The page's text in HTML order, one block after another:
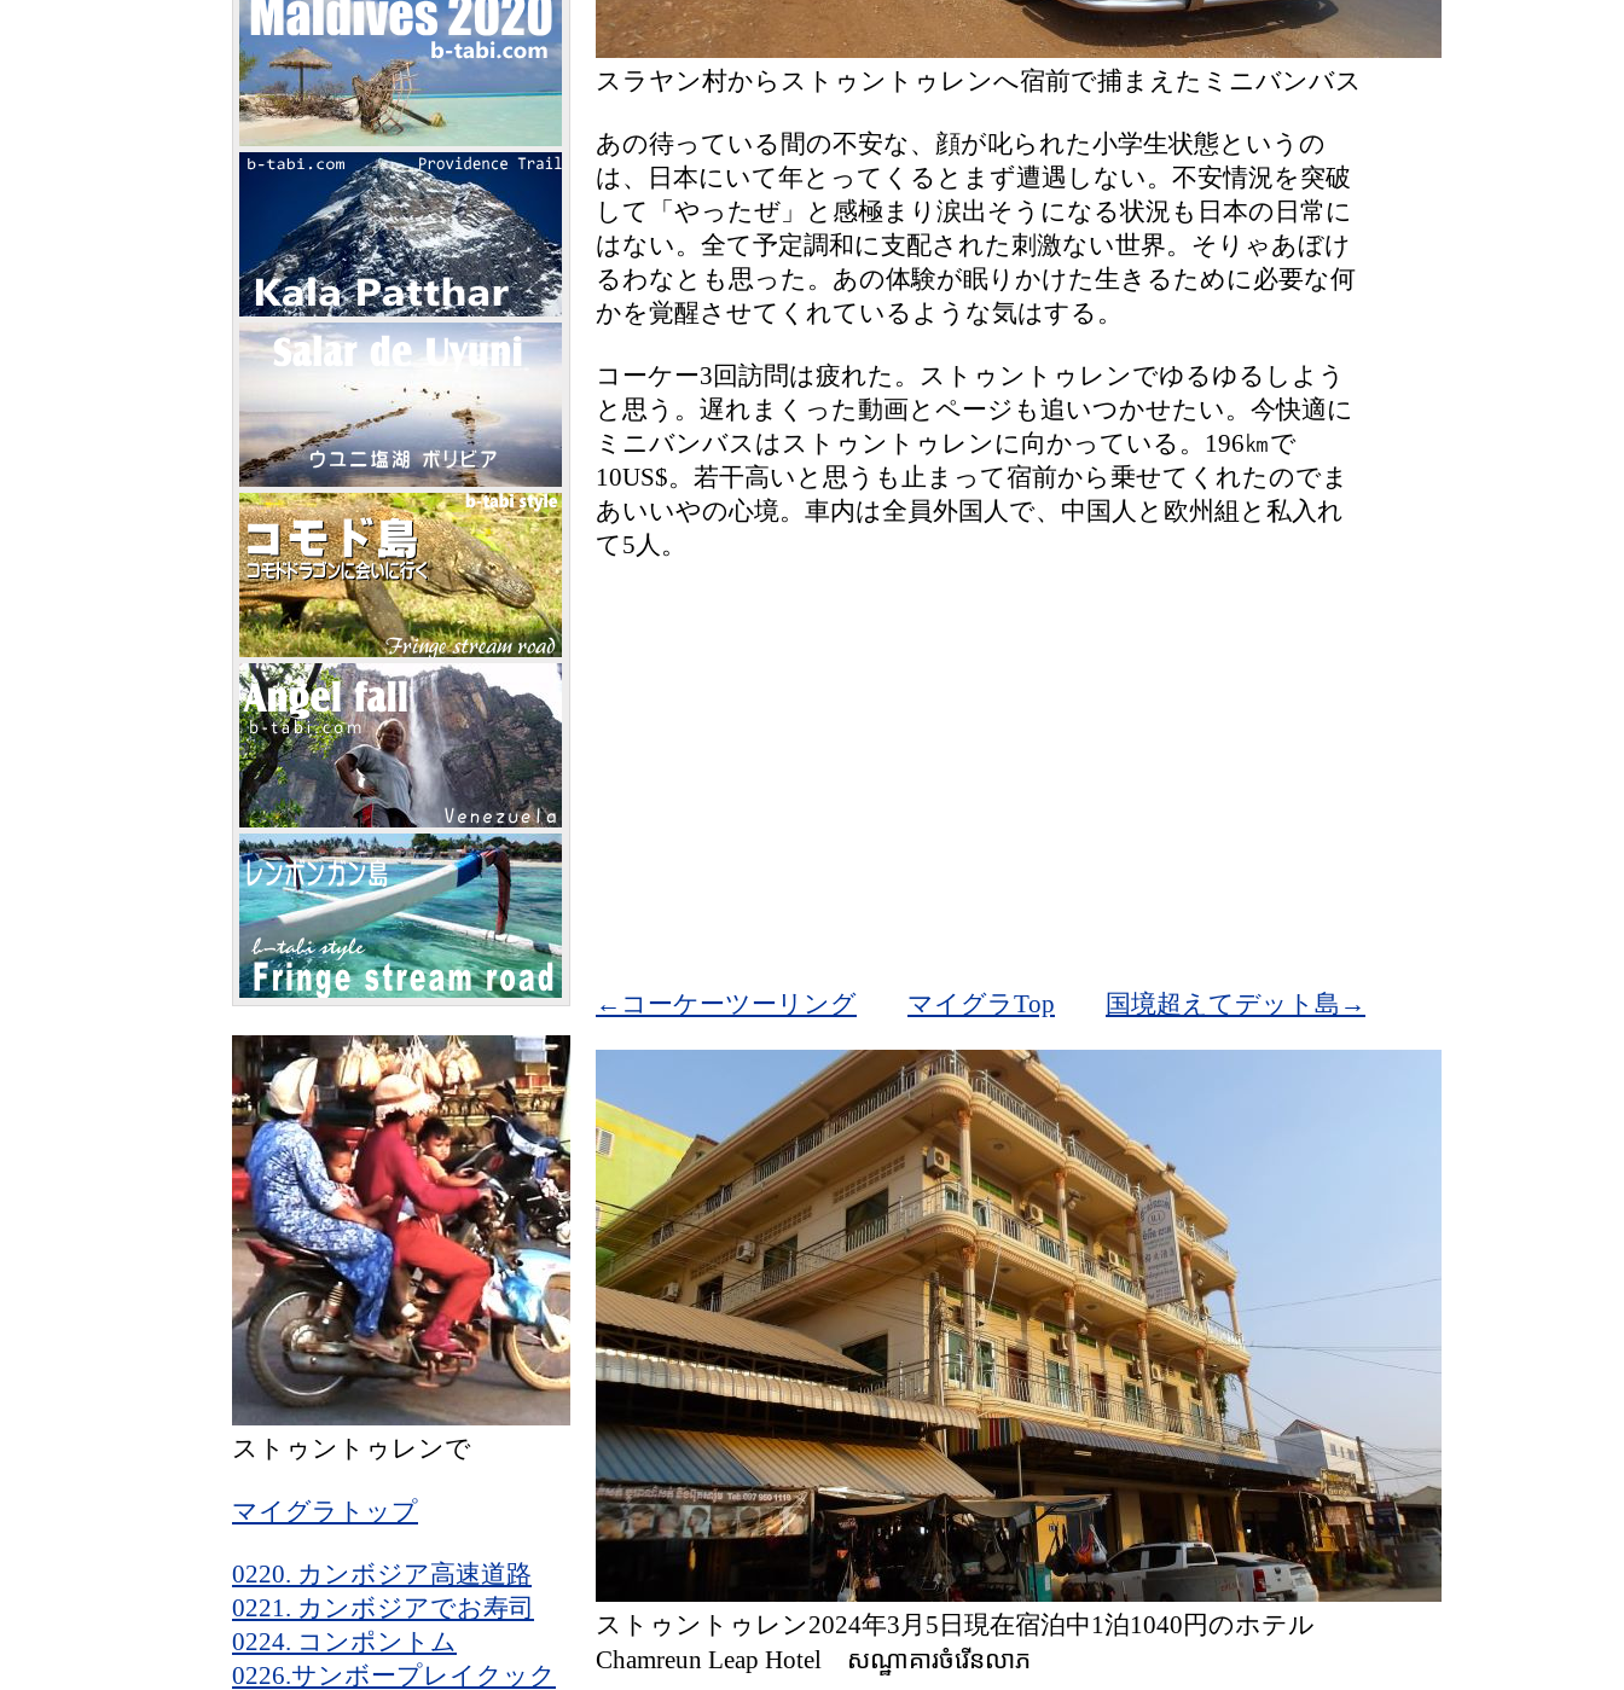
スラヤン村からストゥントゥレンへ宿前で捕まえたミニバンバス
あの待っている間の不安な、顔が叱られた小学生状態というの
は、日本にいて年とってくるとまず遭遇しない。不安情況を突破
して「やったぜ」と感極まり涙出そうになる状況も日本の日常に
はない。全て予定調和に支配された刺激ない世界。そりゃあぼけ
るわなとも思った。あの体験が眠りかけた生きるために必要な何
かを覚醒させてくれているような気はする。
コーケー3回訪問は疲れた。ストゥントゥレンでゆるゆるしよう
と思う。遅れまくった動画とページも追いつかせたい。今快適に
ミニバンバスはストゥントゥレンに向かっている。196㎞で
10US$。若干高いと思うも止まって宿前から乗せてくれたのでま
あいいやの心境。車内は全員外国人で、中国人と欧州組と私入れ
て5人。
←コーケーツーリング マイグラTop 国境超えてデット島→
ストゥントゥレン2024年3月5日現在宿泊中1泊1040円のホテル
Chamreun Leap Hotel សណ្ឋាគារ​ចំរើន​លាភ
ストゥントゥレンで
マイグラトップ
0220. カンボジア高速道路
0221. カンボジアでお寿司
0224. コンポントム
0226.サンボープレイクック